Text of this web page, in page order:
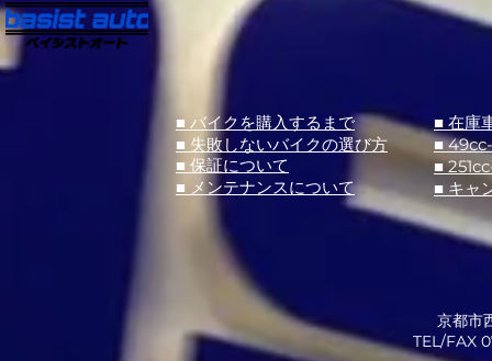
■ バイクを購入するまで
■ 失敗しないバイクの選び方
■ 保証について
■ メンテナンスについて
■ 在庫
■
■
■ キャ
京都市
​TEL/FAX